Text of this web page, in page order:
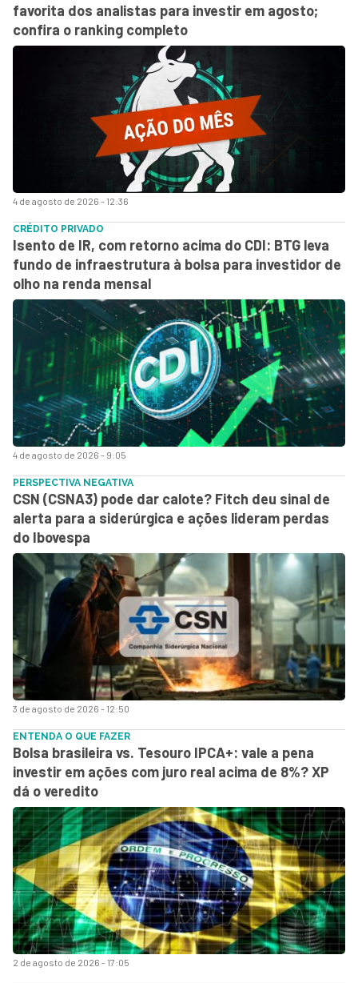
4 de agosto de 2026 - 12:36
favorita dos analistas para investir em agosto;
confira o ranking completo
4 de agosto de 2026 - 9:05
CRÉDITO PRIVADO
Isento de IR, com retorno acima do CDI: BTG leva
fundo de infraestrutura à bolsa para investidor de
olho na renda mensal
3 de agosto de 2026 - 12:50
PERSPECTIVA NEGATIVA
CSN (CSNA3) pode dar calote? Fitch deu sinal de
alerta para a siderúrgica e ações lideram perdas
do Ibovespa
2 de agosto de 2026 - 17:05
ENTENDA O QUE FAZER
Bolsa brasileira vs. Tesouro IPCA+: vale a pena
investir em ações com juro real acima de 8%? XP
dá o veredito